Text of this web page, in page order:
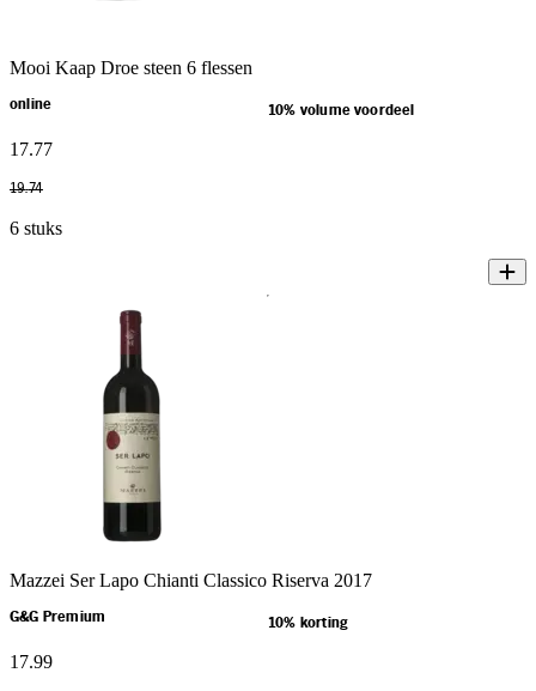
Mooi Kaap Droe steen 6 flessen
online 10% volume voordeel
17.77
19.74
6 stuks
Mazzei Ser Lapo Chianti Classico Riserva 2017
G&G Premium 10% korting
17.99